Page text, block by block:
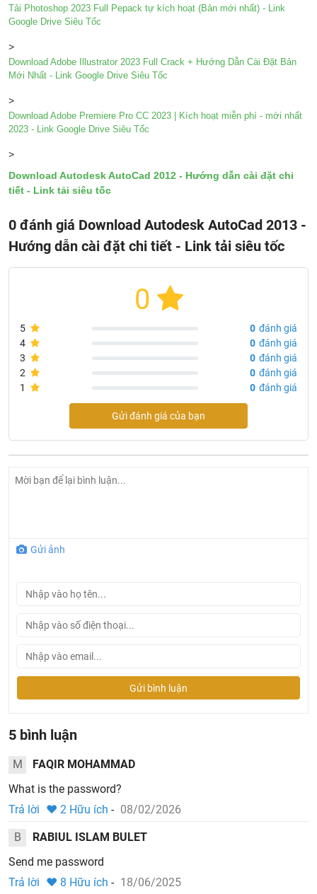
Tải Photoshop 2023 Full Pepack tự kích hoạt (Bản mới nhất) - Link
Google Drive Siêu Tốc
>
Download Adobe Illustrator 2023 Full Crack + Hướng Dẫn Cài Đặt Bản
Mới Nhất - Link Google Drive Siêu Tốc
>
Download Adobe Premiere Pro CC 2023 | Kích hoạt miễn phí - mới nhất
2023 - Link Google Drive Siêu Tốc
>
Download Autodesk AutoCad 2012 - Hướng dẫn cài đặt chi
tiết - Link tải siêu tốc
0 đánh giá Download Autodesk AutoCad 2013 -
Hướng dẫn cài đặt chi tiết - Link tải siêu tốc
0
5 0 đánh giá
4
0 đánh giá
3
0 đánh giá
2
0 đánh giá
1
0 đánh giá
Gửi đánh giá của bạn
Gửi ảnh
Gửi bình luận
5 bình luận
M
FAQIR MOHAMMAD
What is the password?
Trả lời ♥ 2 Hữu ích - 08/02/2026
B
RABIUL ISLAM BULET
Send me password
Trả lời ♥ 8 Hữu ích - 18/06/2025